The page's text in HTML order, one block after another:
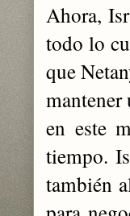
Ahora,
todo lo
que
en este
tiempo.
también